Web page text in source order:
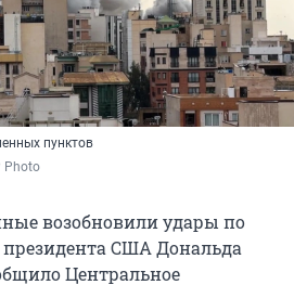
пунктов
Photo
возобновили удары по
США Дональда
Центральное